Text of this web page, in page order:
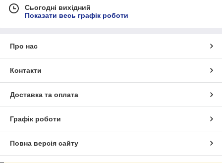
Сьогодні вихідний
Показати весь графік роботи
Про нас
Контакти
Доставка та оплата
Графік роботи
Повна версія сайту